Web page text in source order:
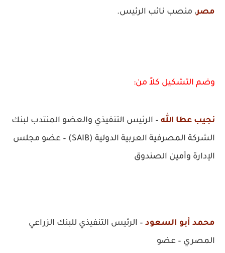
مصر، منصب نائب الرئيس.
وضم التشكيل كلاً من:
نجيب عطا الله – الرئيس التنفيذي والعضو المنتدب لبنك
الشركة المصرفية العربية الدولية (SAIB) – عضو مجلس
الإدارة وأمين الصندوق
محمد أبو السعود – الرئيس التنفيذي للبنك الزراعي
المصري – عضو